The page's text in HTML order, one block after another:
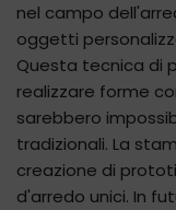
nel campo
oggetti
Questa tecnica di
realizzare forme
sarebbero
tradizionali. La
creazione di
d'arredo unici. In